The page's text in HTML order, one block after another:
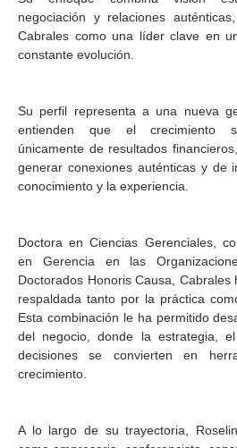
negociación y relaciones
Cabrales como una líder clave en
constante evolución.
Su perfil representa a una nueva
entienden que el crecimiento
únicamente de resultados
generar conexiones auténticas y de
conocimiento y la experiencia.
Doctora en Ciencias Gerenciales,
en Gerencia en las
Doctorados Honoris Causa,
respaldada tanto por la práctica
Esta combinación le ha permitido
del negocio, donde la estrategia,
decisiones se convierten en
crecimiento.
A lo largo de su trayectoria,